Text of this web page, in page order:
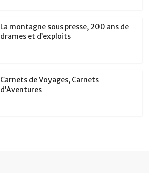
La montagne sous presse, 200 ans de
drames et d’exploits
Carnets de Voyages, Carnets
d’Aventures